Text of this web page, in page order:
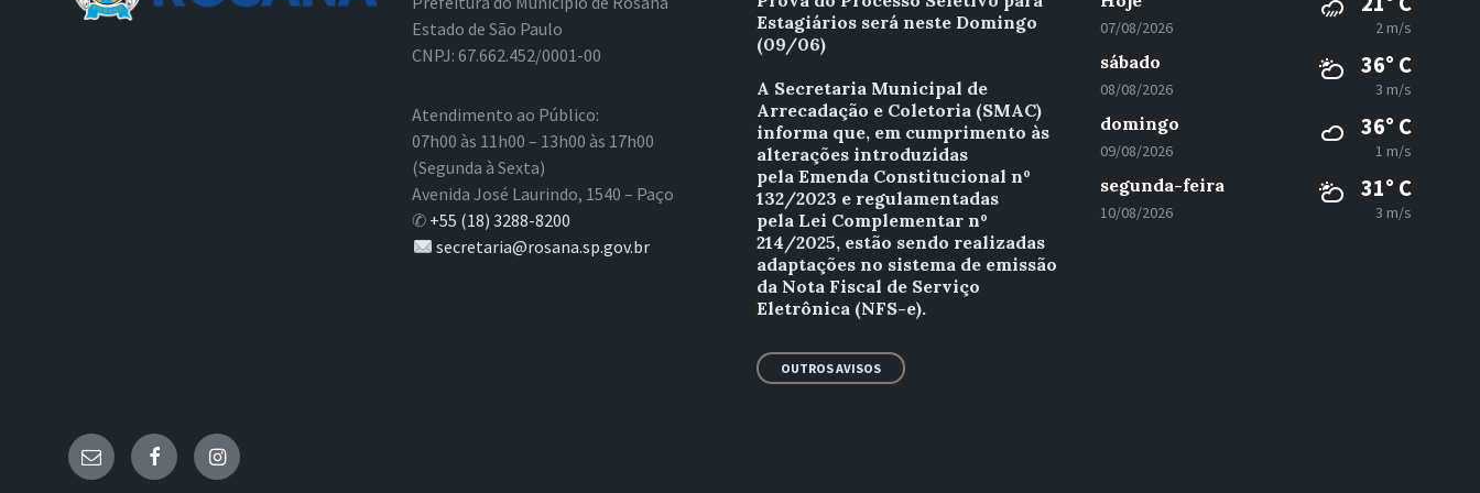
Estado de São Paulo
CNPJ: 67.662.452/0001-00
Atendimento ao Público:
07h00 às 11h00 – 13h00 às 17h00
(Segunda à Sexta)
Avenida José Laurindo, 1540 – Paço
✆ +55 (18) 3288-8200
secretaria@rosana.sp.gov.br
Estagiários será neste Domingo
(09/06)
A Secretaria Municipal de
Arrecadação e Coletoria (SMAC)
informa que, em cumprimento às
alterações introduzidas
pela Emenda Constitucional nº
132/2023 e regulamentadas
pela Lei Complementar nº
214/2025, estão sendo realizadas
adaptações no sistema de emissão
da Nota Fiscal de Serviço
Eletrônica (NFS-e).
OUTROS AVISOS
07/08/2026 2 m/s
sábado
08/08/2026
36° C
3 m/s
domingo
09/08/2026
36° C
1 m/s
segunda-feira
10/08/2026
31° C
3 m/s
E- FacebookInstagram